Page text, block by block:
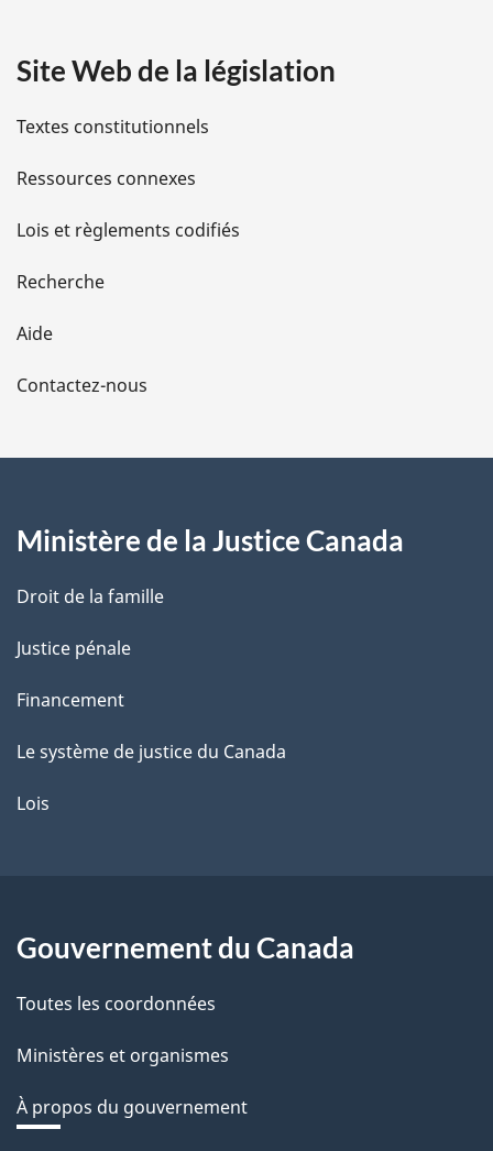
i
l
s
d
e
l
a
e
Site Web de la législation
Textes constitutionnels
Ressources connexes
Lois et règlements codifiés
Recherche
Aide
Contactez-nous
Ministère de la Justice Canada
Droit de la famille
Justice pénale
Financement
Le système de justice du Canada
Lois
Gouvernement du Canada
Toutes les coordonnées
Ministères et organismes
À propos du gouvernement